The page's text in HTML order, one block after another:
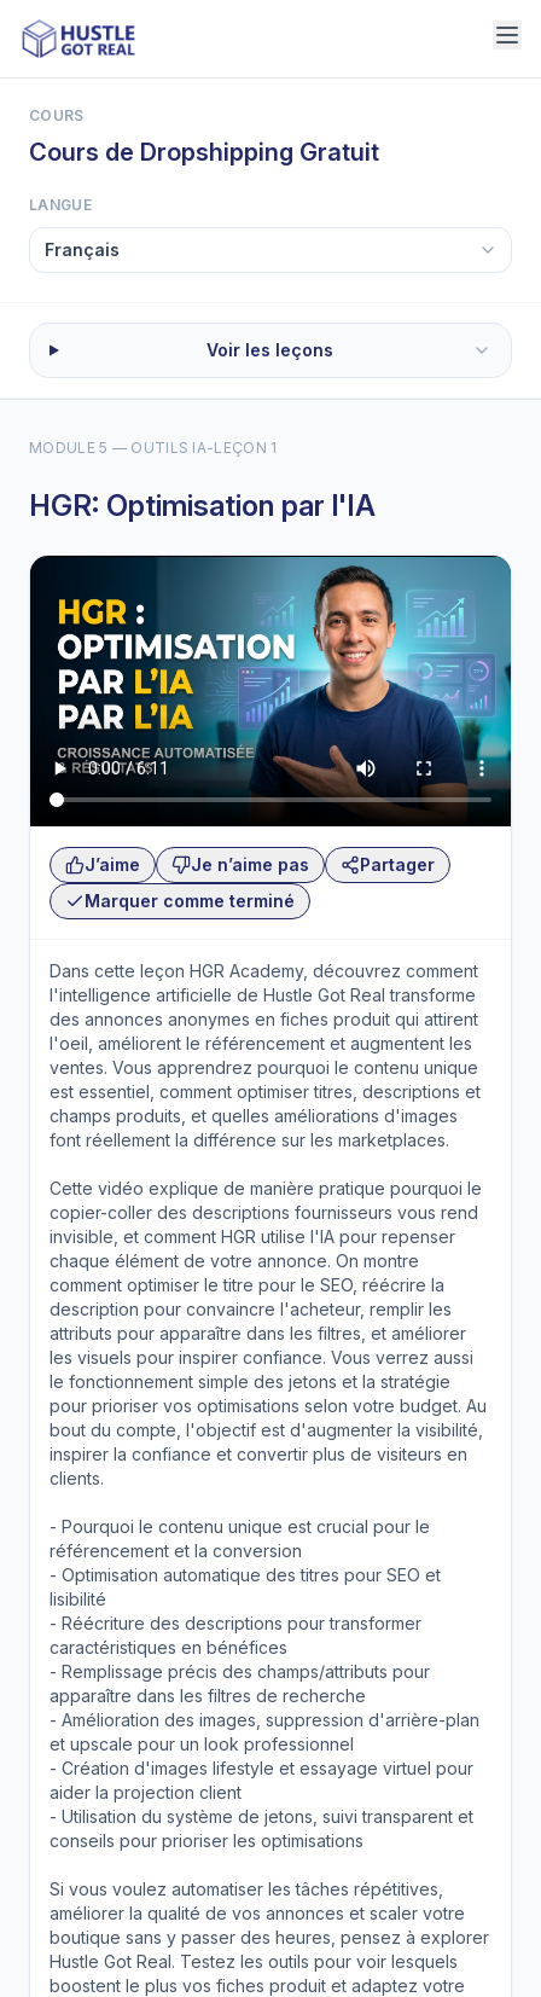
COURS
Cours de Dropshipping Gratuit
LANGUE
Voir les leçons
MODULE 5 — OUTILS IA-LEÇON 1
HGR: Optimisation par l'IA
J’aime Je n’aime pas
Partager
Marquer comme terminé
Dans cette leçon HGR Academy, découvrez comment
l'intelligence artificielle de Hustle Got Real transforme
des annonces anonymes en fiches produit qui attirent
l'oeil, améliorent le référencement et augmentent les
ventes. Vous apprendrez pourquoi le contenu unique
est essentiel, comment optimiser titres, descriptions et
champs produits, et quelles améliorations d'images
font réellement la différence sur les marketplaces.
Cette vidéo explique de manière pratique pourquoi le
copier-coller des descriptions fournisseurs vous rend
invisible, et comment HGR utilise l'IA pour repenser
chaque élément de votre annonce. On montre
comment optimiser le titre pour le SEO, réécrire la
description pour convaincre l'acheteur, remplir les
attributs pour apparaître dans les filtres, et améliorer
les visuels pour inspirer confiance. Vous verrez aussi
le fonctionnement simple des jetons et la stratégie
pour prioriser vos optimisations selon votre budget. Au
bout du compte, l'objectif est d'augmenter la visibilité,
inspirer la confiance et convertir plus de visiteurs en
clients.
- Pourquoi le contenu unique est crucial pour le
référencement et la conversion
- Optimisation automatique des titres pour SEO et
lisibilité
- Réécriture des descriptions pour transformer
caractéristiques en bénéfices
- Remplissage précis des champs/attributs pour
apparaître dans les filtres de recherche
- Amélioration des images, suppression d'arrière-plan
et upscale pour un look professionnel
- Création d'images lifestyle et essayage virtuel pour
aider la projection client
- Utilisation du système de jetons, suivi transparent et
conseils pour prioriser les optimisations
Si vous voulez automatiser les tâches répétitives,
améliorer la qualité de vos annonces et scaler votre
boutique sans y passer des heures, pensez à explorer
Hustle Got Real. Testez les outils pour voir lesquels
boostent le plus vos fiches produit et adaptez votre